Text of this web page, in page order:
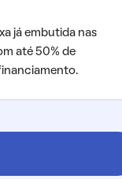
já embutida nas
até 50% de